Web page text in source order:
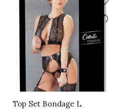
Top Set Bondage L